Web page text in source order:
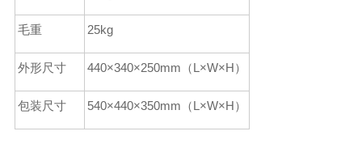
毛重 25kg
外形尺寸 440×340×250mm （L ×W×H）
包装尺寸 540×440×350mm （L ×W×H）